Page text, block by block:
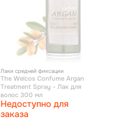
Лаки средней фиксации
The Welcos Confume Argan
Treatment Spray - Лак для
волос 300 мл
Недоступно для
заказа